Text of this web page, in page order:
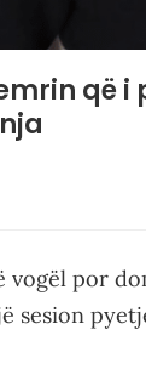
që i
por
sesion